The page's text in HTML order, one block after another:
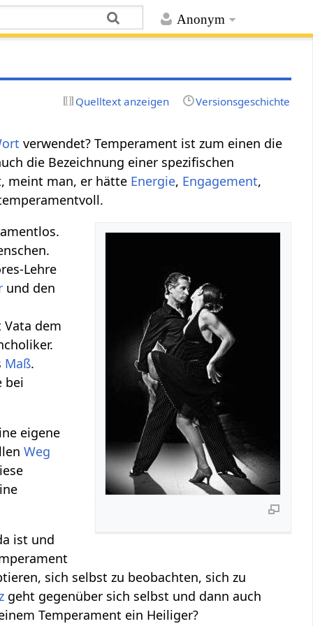
Anonym
Quelltext anzeigen Versionsgeschichte
verwendet? Temperament ist zum einen die
die Bezeichnung einer spezifischen
meint man, er hätte Energie, Engagement,
Lehre
und den
dem
Maß.
bei
eigene
Weg
ist und
sich selbst zu beobachten, sich zu
geht gegenüber sich selbst und dann auch
Temperament ein Heiliger?